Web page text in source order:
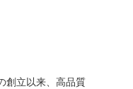
創立以来、高品質